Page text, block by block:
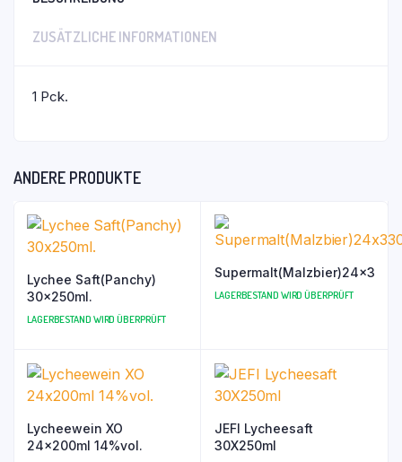
ZUSÄTZLICHE INFORMATIONEN
1 Pck.
ANDERE PRODUKTE
Lychee Saft(Panchy)
30x250ml.
LAGERBESTAND WIRD ÜBERPRÜFT
LAGERBESTAND WIRD ÜBERPRÜFT
Lycheewein XO
24x200ml 14%vol.
JEFI Lycheesaft
30X250ml